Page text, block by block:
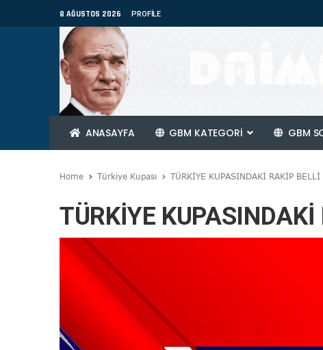
8 AĞUSTOS 2026 PROFILE
ANASAYFA GBM KATEGORİ GBM
Home Türkiye Kupası TÜRKİYE KUPASINDAKİ RAKİP BELLİ
TÜRKİYE